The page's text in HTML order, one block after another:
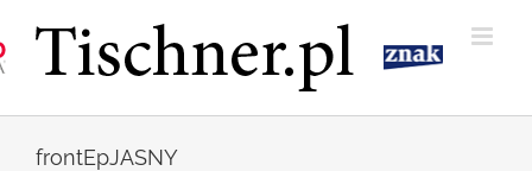
zawartości
frontEpJASNY